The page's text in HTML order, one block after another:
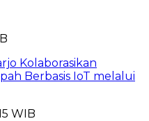
Kolaborasikan
Berbasis IoT melalui
WIB